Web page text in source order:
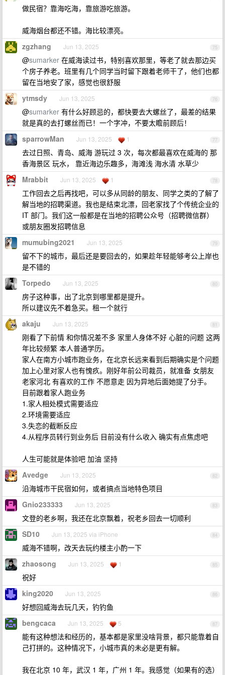
做民宿？靠海吃海，靠旅游吃旅游。
威海烟台都还不错。海比较漂亮。
75
zgzhang Jun 13, 2025
@sumarker 在威海读过书，特别喜欢那里，等老了就去那边买
个房子养老。班里有几个同学当时留下跟着老师干了，他们也都
留在当地安了家，感觉也很舒服
76
ytmsdy Jun 13, 2025
@sumarker 有什么好顾忌的，都快要去大螺丝了，最差的结果
就是真的去打螺丝而已！一个字冲，不要太瞻前顾后！
77
sparrowMan Jun 13, 2025 1
去过日照、青岛、威海 游玩过 3 次，每次都最喜欢在威海的 那
香海景区 玩水， 靠近海边乐趣多，海滩浅 海水清 水草少
78
Mrabbit Jun 13, 2025 1
工作回去之后再找吧，可以多从同龄的朋友、同学之类的了解了
解当地的招聘渠道。我也是结束北漂，回老家找了个传统企业的
IT 部门。我们这一般都是在当地的招聘公众号（招聘微信群）
或朋友圈发招聘信息
79
mumubing2021 Jun 13, 2025
留不下的城市，最后还是要回去的，如果趁年轻能够考公上岸也
是不错的
80
Torpedo Jun 13, 2025
房子这种事，出了北京到哪里都是提升。
所以建议先不着急买。租一个就行
81
akaju Jun 13, 2025
刚看了下前情 和你情况差不多 家里人身体不好 心脏的问题 这两
年比较频繁 本人普通学历。
家人在南方小城市跑业务，在北京长远来看到后期确实是个问题
加上心里对家人也有愧疚。刚好年前公司裁员，就准备 女朋友
老家河北 有喜欢的工作 不愿意走 因为异地后面她提了分手。
目前跟着家人跑业务
1.家人相处模式需要适应
2.环境需要适应
3.失恋的截断反应
4.从程序员转行到业务后 目前没有什么收入 确实有点焦虑吧
人生可能就是体验吧 加油 坚持
82
Avedge Jun 13, 2025
沿海城市干民宿如何，或者搞点当地特色项目
83
Gnio233333 Jun 13, 2025
文登的老乡啊，我还在北京飘着，祝老乡回去一切顺利
84
SD10 Jun 13, 2025 via iPhone
威海不错啊，改天去玩约楼主小酌一下
85
zhaosong Jun 13, 2025 1
祝好
86
king2020 Jun 13, 2025
好想回威海去玩几天，钓钓鱼
87
bengcaca Jun 13, 2025 5
能有这种想法和经历的，基本都是家里没啥背景，都只能靠着自
己打拼的。这种情况下，小城市真的未必是更有解。
我在北京 10 年，武汉 1 年，广州 1 年。我感觉（如果有的选）